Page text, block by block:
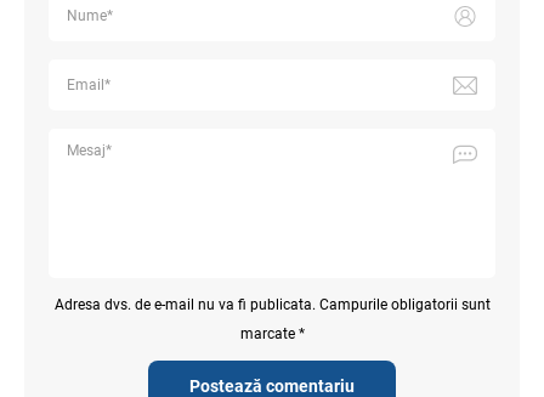
Postează comentariu
Adresa dvs. de e-mail nu va fi publicata. Campurile obligatorii sunt
marcate *